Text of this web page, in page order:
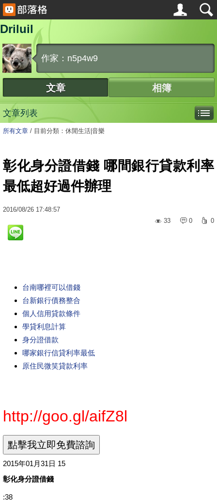
Driluil
作家：n5p4w9
文章 相簿
文章列表
所有文章 / 目前分類：休閒生活|音樂
彰化身分證借錢 哪間銀行貸款利率
最低超好過件辦理
2016/08/26 17:48:57
33
0 0
台南哪裡可以借錢
台新銀行債務整合
個人信用貸款條件
學貸利息計算
身分證借款
哪家銀行信貸利率最低
原住民微笑貸款利率
http://goo.gl/aifZ8l
2015年01月31日 15
彰化身分證借錢
:38